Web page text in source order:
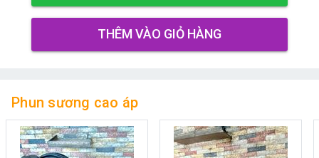
THÊM VÀO GIỎ HÀNG
Phun sương cao áp